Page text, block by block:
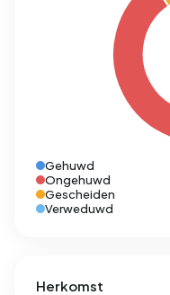
Gehuwd
Ongehuwd
Gescheiden
Verweduwd
Herkomst